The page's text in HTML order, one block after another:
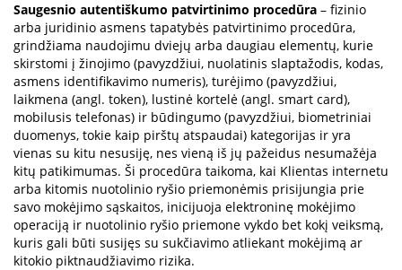
Saugesnio autentiškumo patvirtinimo procedūra – fizinio
arba juridinio asmens tapatybės patvirtinimo procedūra,
grindžiama naudojimu dviejų arba daugiau elementų, kurie
skirstomi į žinojimo (pavyzdžiui, nuolatinis slaptažodis, kodas,
asmens identifikavimo numeris), turėjimo (pavyzdžiui,
laikmena (angl. token), lustinė kortelė (angl. smart card),
mobilusis telefonas) ir būdingumo (pavyzdžiui, biometriniai
duomenys, tokie kaip pirštų atspaudai) kategorijas ir yra
vienas su kitu nesusiję, nes vieną iš jų pažeidus nesumažėja
kitų patikimumas. Ši procedūra taikoma, kai Klientas internetu
arba kitomis nuotolinio ryšio priemonėmis prisijungia prie
savo mokėjimo sąskaitos, inicijuoja elektroninę mokėjimo
operaciją ir nuotolinio ryšio priemone vykdo bet kokį veiksmą,
kuris gali būti susijęs su sukčiavimo atliekant mokėjimą ar
kitokio piktnaudžiavimo rizika.